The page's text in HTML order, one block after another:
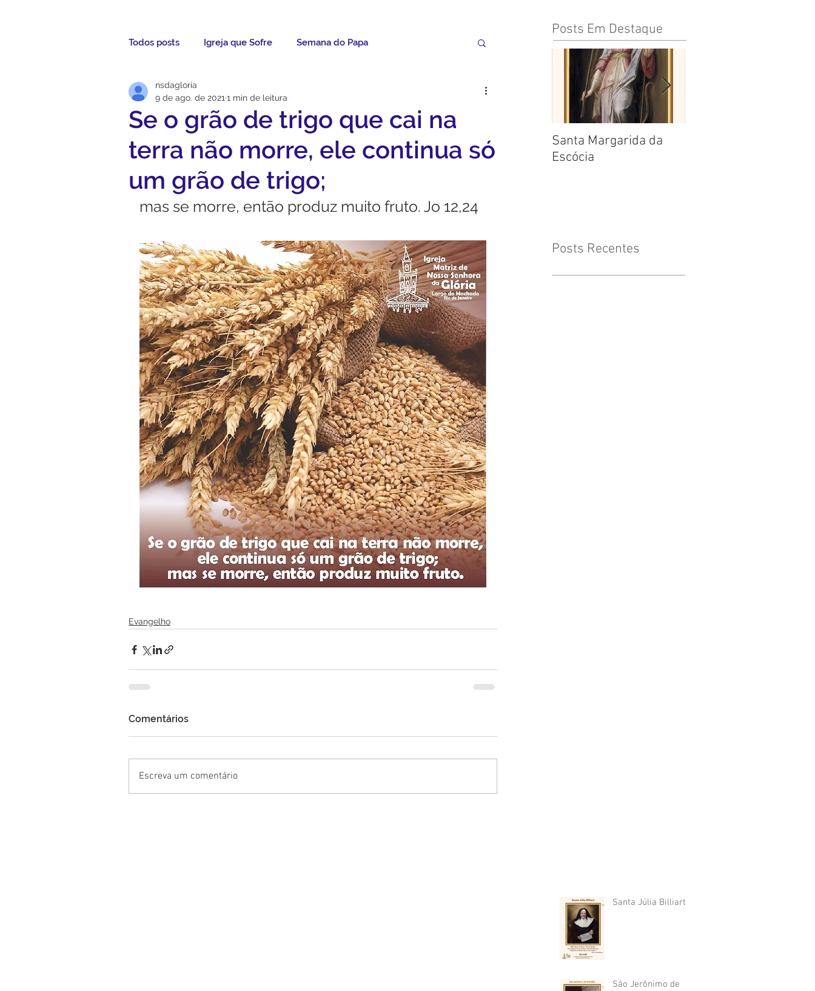
Todos posts Igreja que Sofre Semana do Papa
Mensagem da Semana
Santos da Semana Artigos Avisos da Paróquia
Párocos Pároco Atual Homilias
Boletim Kids Nossa Senhora Homilia Dominical
Confissão Padre Bruno Avisos 2 Crítica Cinema
Turismo Cifras Padre Godofredo Padre Mottinha
Interno Igreja Eventos
Se o grão de trigo que cai na
terra não morre, ele continua só
um grão de trigo;
nsdagloria
9 de ago. de 2021 1 min de leitura
mas se morre, então produz muito fruto. Jo 12,24
Evangelho
Comentários
Escreva um comentário
Posts Em Destaque
Santa Margarida da
Escócia
Posts Recentes
Santa Júlia Billiart
São Jerônimo de